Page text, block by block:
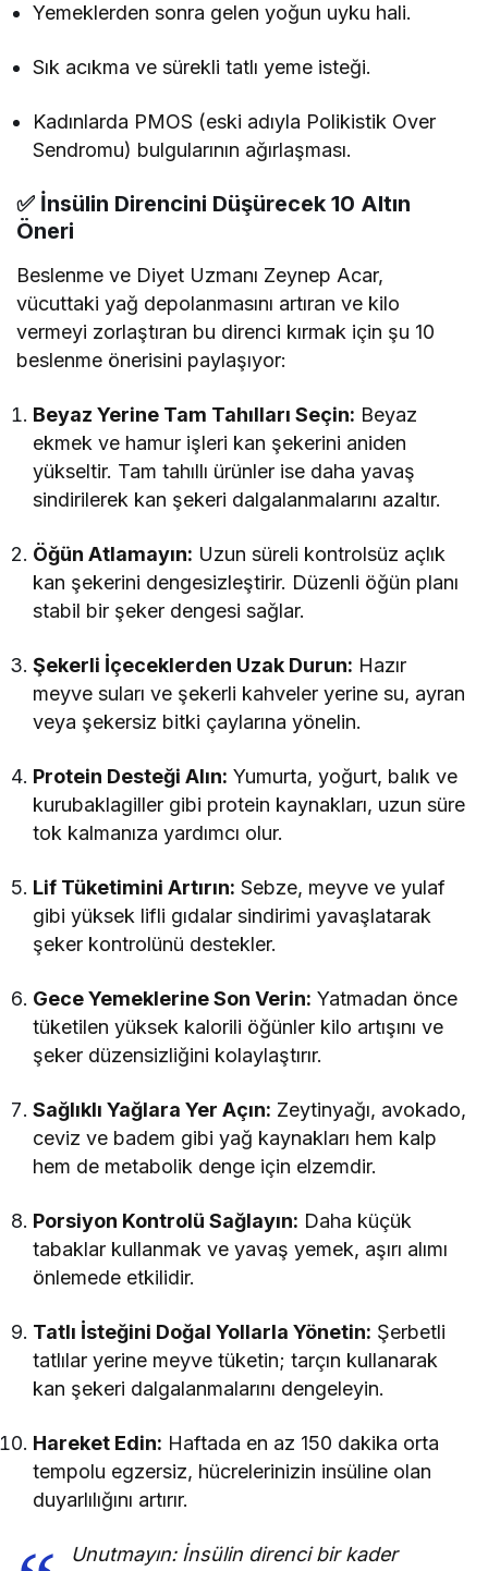
Yemeklerden sonra gelen yoğun uyku hali.
Sık acıkma ve sürekli tatlı yeme isteği.
Kadınlarda PMOS (eski adıyla Polikistik Over
Sendromu) bulgularının ağırlaşması.
✅ İnsülin Direncini Düşürecek 10 Altın
Öneri
Beslenme ve Diyet Uzmanı Zeynep Acar,
vücuttaki yağ depolanmasını artıran ve kilo
vermeyi zorlaştıran bu direnci kırmak için şu 10
beslenme önerisini paylaşıyor:
Beyaz Yerine Tam Tahılları Seçin: Beyaz
ekmek ve hamur işleri kan şekerini aniden
yükseltir. Tam tahıllı ürünler ise daha yavaş
sindirilerek kan şekeri dalgalanmalarını azaltır.
Öğün Atlamayın: Uzun süreli kontrolsüz açlık
kan şekerini dengesizleştirir. Düzenli öğün planı
stabil bir şeker dengesi sağlar.
Şekerli İçeceklerden Uzak Durun: Hazır
meyve suları ve şekerli kahveler yerine su, ayran
veya şekersiz bitki çaylarına yönelin.
Protein Desteği Alın: Yumurta, yoğurt, balık ve
kurubaklagiller gibi protein kaynakları, uzun süre
tok kalmanıza yardımcı olur.
Lif Tüketimini Artırın: Sebze, meyve ve yulaf
gibi yüksek lifli gıdalar sindirimi yavaşlatarak
şeker kontrolünü destekler.
Gece Yemeklerine Son Verin: Yatmadan önce
tüketilen yüksek kalorili öğünler kilo artışını ve
şeker düzensizliğini kolaylaştırır.
Sağlıklı Yağlara Yer Açın: Zeytinyağı, avokado,
ceviz ve badem gibi yağ kaynakları hem kalp
hem de metabolik denge için elzemdir.
Porsiyon Kontrolü Sağlayın: Daha küçük
tabaklar kullanmak ve yavaş yemek, aşırı alımı
önlemede etkilidir.
Tatlı İsteğini Doğal Yollarla Yönetin: Şerbetli
tatlılar yerine meyve tüketin; tarçın kullanarak
kan şekeri dalgalanmalarını dengeleyin.
Hareket Edin: Haftada en az 150 dakika orta
tempolu egzersiz, hücrelerinizin insüline olan
duyarlılığını artırır.
Unutmayın: İnsülin direnci bir kader